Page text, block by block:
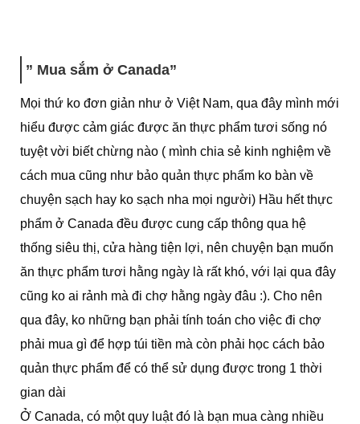
” Mua sắm ở Canada”
Mọi thứ ko đơn giản như ở Việt Nam, qua đây mình mới
hiểu được cảm giác được ăn thực phẩm tươi sống nó
tuyệt vời biết chừng nào ( mình chia sẻ kinh nghiệm về
cách mua cũng như bảo quản thực phẩm ko bàn về
chuyện sạch hay ko sạch nha mọi người) Hầu hết thực
phẩm ở Canada đều được cung cấp thông qua hệ
thống siêu thị, cửa hàng tiện lợi, nên chuyện bạn muốn
ăn thực phẩm tươi hằng ngày là rất khó, với lại qua đây
cũng ko ai rảnh mà đi chợ hằng ngày đâu :). Cho nên
qua đây, ko những bạn phải tính toán cho việc đi chợ
phải mua gì để hợp túi tiền mà còn phải học cách bảo
quản thực phẩm để có thể sử dụng được trong 1 thời
gian dài
Ở Canada, có một quy luật đó là bạn mua càng nhiều